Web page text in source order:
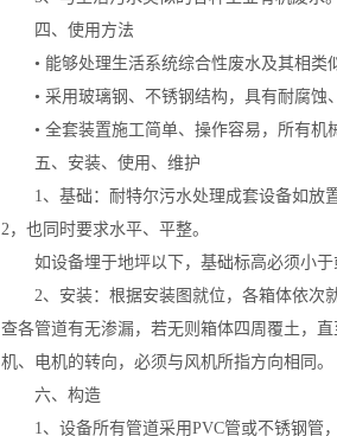
四、使用方法
• 能够处理生活系统综合性废水及其相类
• 采用玻璃钢、不锈钢结构，具有耐腐蚀
• 全套装置施工简单、操作容易，所有机
五、安装、使用、维护
1、基础：耐特尔污水处理成套设备如放置
2，也同时要求水平、平整。
如设备埋于地坪以下，基础标高必须小于
2、安装：根据安装图就位，各箱体依次就
查各管道有无渗漏，若无则箱体四周覆土，
机、电机的转向，必须与风机所指方向相同。
六、构造
1、设备所有管道采用PVC管或不锈钢管，